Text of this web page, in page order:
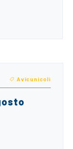
Avicunicoli